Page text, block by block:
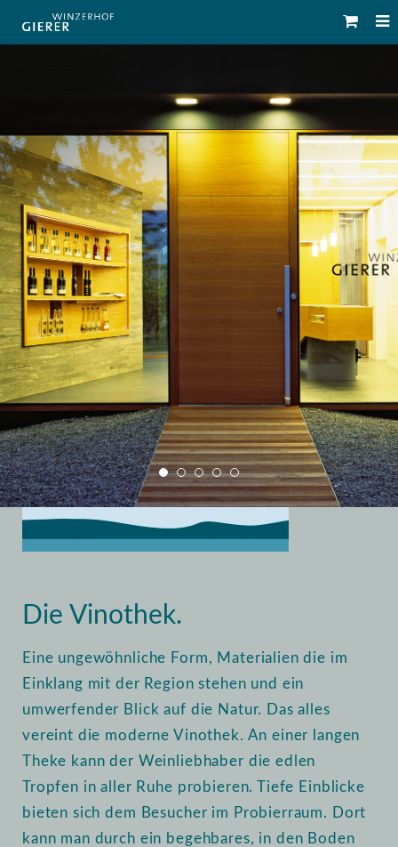
Die Vinothek.
Eine ungewöhnliche Form, Materialien die im
Einklang mit der Region stehen und ein
umwerfender Blick auf die Natur. Das alles
vereint die moderne Vinothek. An einer langen
Theke kann der Weinliebhaber die edlen
Tropfen in aller Ruhe probieren. Tiefe Einblicke
bieten sich dem Besucher im Probierraum. Dort
kann man durch ein begehbares, in den Boden